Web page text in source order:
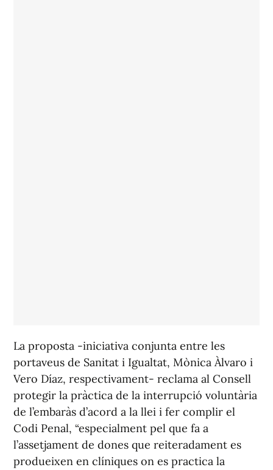
La proposta -iniciativa conjunta entre les
portaveus de Sanitat i Igualtat, Mònica Àlvaro i
Vero Díaz, respectivament- reclama al Consell
protegir la pràctica de la interrupció voluntària
de l’embaràs d’acord a la llei i fer complir el
Codi Penal, “especialment pel que fa a
l’assetjament de dones que reiteradament es
produeixen en clíniques on es practica la